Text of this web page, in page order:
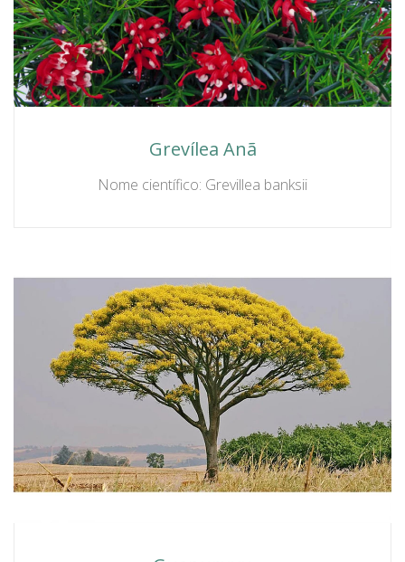
Grevílea Anã
Nome científico: Grevillea banksii